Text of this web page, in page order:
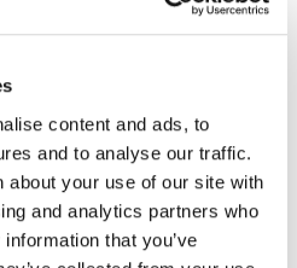
content and ads, to
and to analyse our traffic.
about your use of our site with
and analytics partners who
that you’ve
leven horen bij elkaar. Voor
Dit dagboekje
Vanuit de ervaringen van
ter sprake en stimuleert